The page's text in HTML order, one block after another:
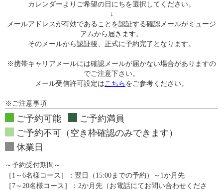
アクセス
注意事項
カレンダーよりご希望の日にちを選択してください。
↓
メールアドレスが有効であることを認証する確認メールがミュージ
アムから届きます。
そのメールから認証後、正式に予約完了となります。
※携帯キャリアメールには確認メールが届かない場合がありますの
でご注意下さい。
メール受信許可設定はこちら をご参考ください。
※ご注意事項
ご予約可能
ご予約満員
ご予約不可（空き枠確認のみできます）
休業日
～予約受付期間～
［1～6名様コース］：翌日（15:00までの予約）～1か月先
［7～20名様コース］：2か月先（お電話にてお問い合わせくださ